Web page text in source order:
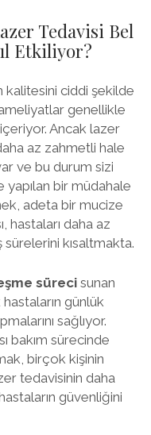
Tedavisi Bel
Etkiliyor?
kalitesini ciddi şekilde
genellikle
Ancak lazer
az zahmetli hale
ve bu durum sizi
yapılan bir müdahale
adeta bir mucize
hastaları daha az
kısaltmakta.
sürecisunan
günlük
sağlıyor.
bakım sürecinde
birçok kişinin
tedavisinin daha
güvenliğini